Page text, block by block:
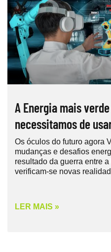
A Energia mais
necessitamos de
Os óculos do futuro agora
mudanças e desafios
resultado da guerra entre
verificam-se novas
LER MAIS »